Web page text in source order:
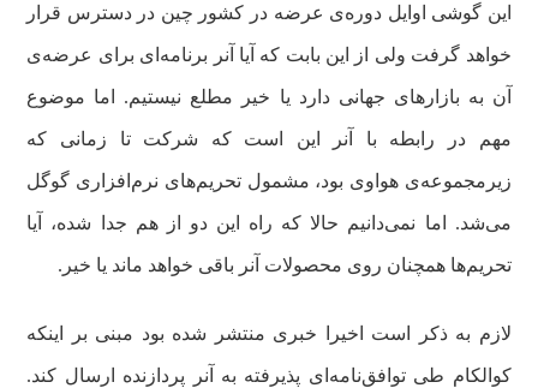
این گوشی اوایل دوره‌ی عرضه در کشور چین در دسترس قرار
خواهد گرفت ولی از این بابت که آیا آنر برنامه‌ای برای عرضه‌ی
آن به بازارهای جهانی دارد یا خیر مطلع نیستیم. اما موضوع
مهم در رابطه با آنر این است که شرکت تا زمانی که
زیرمجموعه‌ی هواوی بود، مشمول تحریم‌های نرم‌افزاری گوگل
می‌شد. اما نمی‌دانیم حالا که راه این دو از هم جدا شده، آیا
تحریم‌ها همچنان روی محصولات آنر باقی خواهد ماند یا خیر.
لازم به ذکر است اخیرا خبری منتشر شده بود مبنی بر اینکه
کوالکام طی توافق‌نامه‌ای پذیرفته به آنر پردازنده ارسال کند.